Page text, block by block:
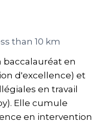
than 10 km
en
d'excellence) et
en travail
Elle cumule
en intervention